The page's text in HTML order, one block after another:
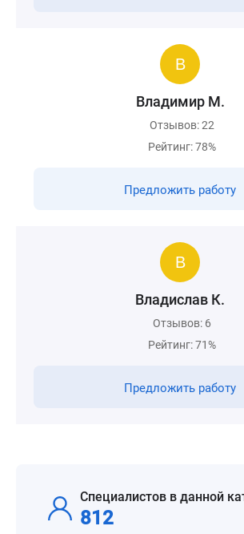
Владимир М.
Отзывов: 22
Рейтинг: 78%
Предложить работу
Владислав К.
Отзывов: 6
Рейтинг: 71%
Предложить работу
Специалистов в данной
812